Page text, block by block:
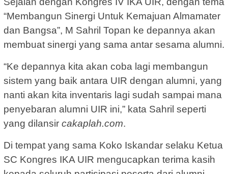
“Membangun Sinergi Untuk Kemajuan Almamater
dan Bangsa”, M Sahril Topan ke depannya akan
membuat sinergi yang sama antar sesama alumni.
“Ke depannya kita akan coba lagi membangun
sistem yang baik antara UIR dengan alumni, yang
nanti akan kita inventaris lagi sudah sampai mana
penyebaran alumni UIR ini,” kata Sahril seperti
yang dilansir cakaplah.com.
Di tempat yang sama Koko Iskandar selaku Ketua
SC Kongres IKA UIR mengucapkan terima kasih